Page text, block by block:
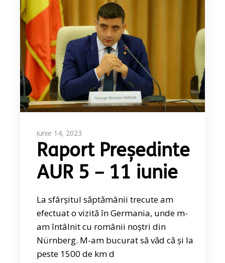
iunie 14, 2023
Raport Președinte
AUR 5 – 11 iunie
La sfârșitul săptămânii trecute am
efectuat o vizită în Germania, unde m-
am întâlnit cu românii noștri din
Nürnberg. M-am bucurat să văd că și la
peste 1500 de km d